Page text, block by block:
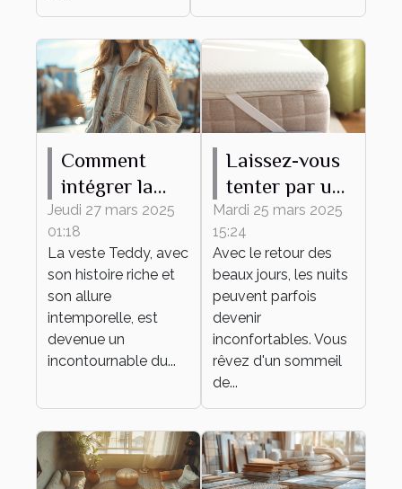
Comment
intégrer la
veste Teddy
dans des
tenues
quotidiennes
Jeudi 27 mars 2025
01:18
La veste Teddy, avec
son histoire riche et
son allure
intemporelle, est
devenue un
incontournable du...
Laissez-vous
tenter par un
surmatelas en
laine mérinos,
même en été !
Mardi 25 mars 2025
15:24
Avec le retour des
beaux jours, les nuits
peuvent parfois
devenir
inconfortables. Vous
rêvez d'un sommeil
de...